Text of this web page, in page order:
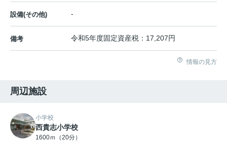
設備(その他) -
備考 令和5年度固定資産税：17,207円
情報の見方
周辺施設
小学校
西貴志小学校
1600ｍ（20分）